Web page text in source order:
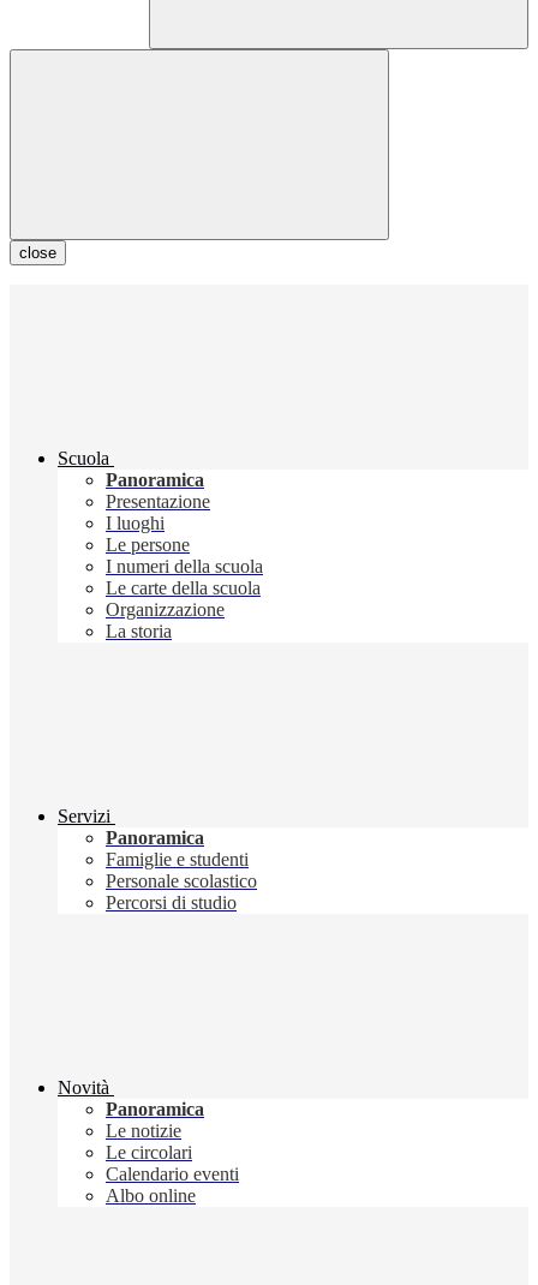
close
Scuola
Panoramica
Presentazione
I luoghi
Le persone
I numeri della scuola
Le carte della scuola
Organizzazione
La storia
Servizi
Panoramica
Famiglie e studenti
Personale scolastico
Percorsi di studio
Novità
Panoramica
Le notizie
Le circolari
Calendario eventi
Albo online